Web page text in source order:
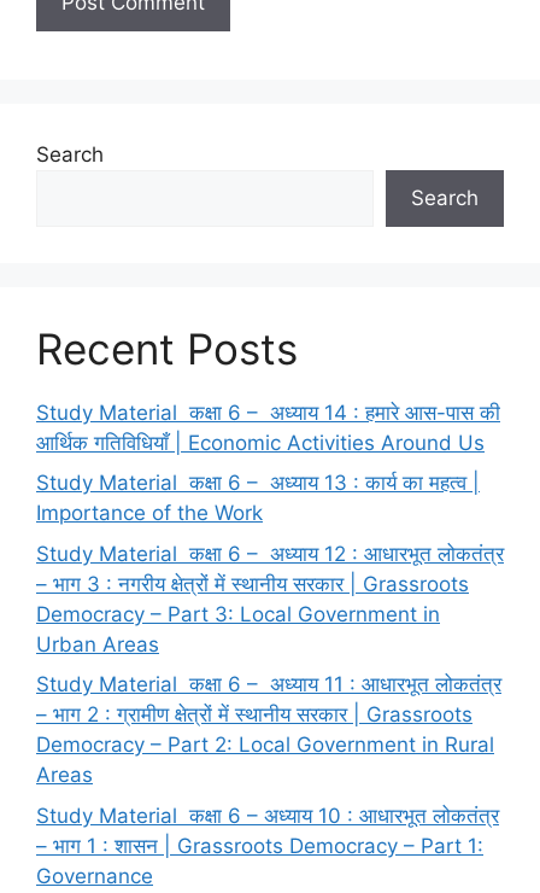
Search
Search
Recent Posts
Study Material कक्षा 6 – अध्याय 14 : हमारे आस-पास की
आर्थिक गतिविधियाँ | Economic Activities Around Us
Study Material कक्षा 6 – अध्याय 13 : कार्य का महत्व |
Importance of the Work
Study Material कक्षा 6 – अध्याय 12 : आधारभूत लोकतंत्र
– भाग 3 : नगरीय क्षेत्रों में स्थानीय सरकार | Grassroots
Democracy – Part 3: Local Government in
Urban Areas
Study Material कक्षा 6 – अध्याय 11 : आधारभूत लोकतंत्र
– भाग 2 : ग्रामीण क्षेत्रों में स्थानीय सरकार | Grassroots
Democracy – Part 2: Local Government in Rural
Areas
Study Material कक्षा 6 – अध्याय 10 : आधारभूत लोकतंत्र
– भाग 1 : शासन | Grassroots Democracy – Part 1:
Governance